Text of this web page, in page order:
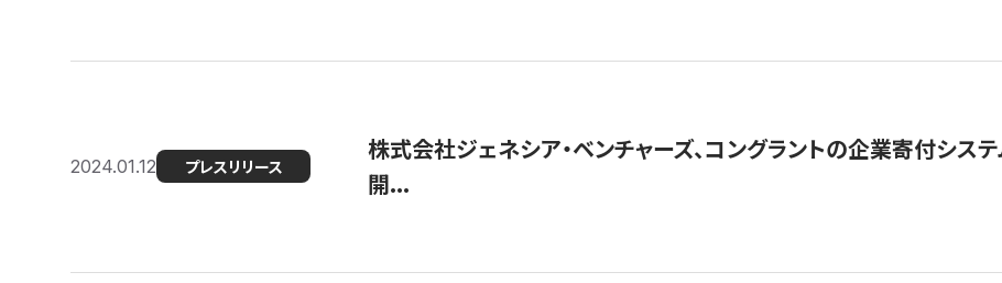
2024.01.12 プレスリリース
株式会社ジェネシア・ベンチャーズ、コングラントの企業寄付シ
開...